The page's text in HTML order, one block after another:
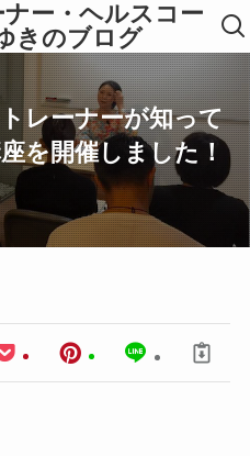
ー・ヘルスコー
きのブログ
レーナーが知って
を開催しました！